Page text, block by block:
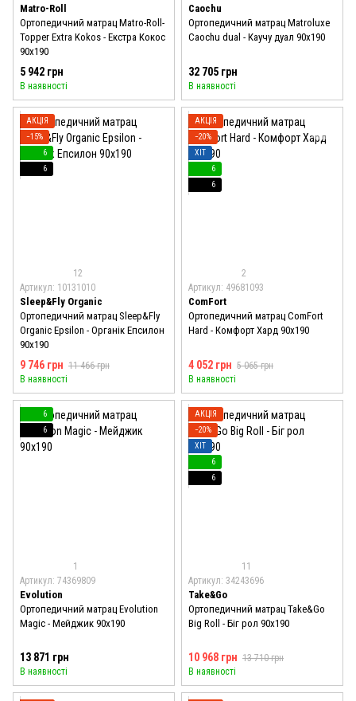
Matro-Roll
Ортопедичний матрац Matro-Roll-
Topper Extra Kokos - Екстра Кокос
90x190
5 942 грн
В наявності
Caochu
Ортопедичний матрац Matroluxe
Caochu dual - Каучу дуал 90x190
32 705 грн
В наявності
АКЦІЯ
−15%
6
6
12
Артикул: 10131010
Sleep&Fly Organic
Ортопедичний матрац Sleep&Fly
Organic Epsilon - Органік Епсилон
90x190
9 746 грн 11 466 грн
В наявності
АКЦІЯ
−20%
ХІТ
6
6
2
Артикул: 49681093
ComFort
Ортопедичний матрац ComFort
Hard - Комфорт Хард 90x190
4 052 грн 5 065 грн
В наявності
6
6
1
Артикул: 74369809
Evolution
Ортопедичний матрац Evolution
Magic - Мейджик 90x190
13 871 грн
В наявності
АКЦІЯ
−20%
ХІТ
6
6
11
Артикул: 34243696
Take&Go
Ортопедичний матрац Take&Go
Big Roll - Біг рол 90x190
10 968 грн 13 710 грн
В наявності